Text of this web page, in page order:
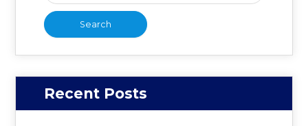
Recent Posts